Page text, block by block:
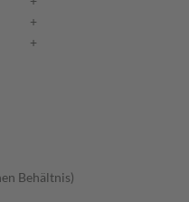
+
+
Behältnis)